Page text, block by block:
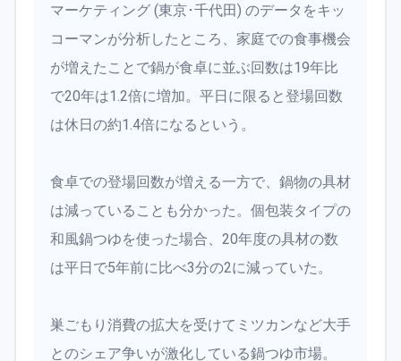
マーケティング (東京･千代田) のデータをキッ
コーマンが分析したところ、家庭での食事機会
が増えたことで鍋が食卓に並ぶ回数は19年比
で20年は1.2倍に増加。平日に限ると登場回数
は休日の約1.4倍になるという。
食卓での登場回数が増える一方で、鍋物の具材
は減っていることも分かった。個包装タイプの
和風鍋つゆを使った場合、20年度の具材の数
は平日で5年前に比べ3分の2に減っていた。
巣ごもり消費の拡大を受けてミツカンなど大手
とのシェア争いが激化している鍋つゆ市場。